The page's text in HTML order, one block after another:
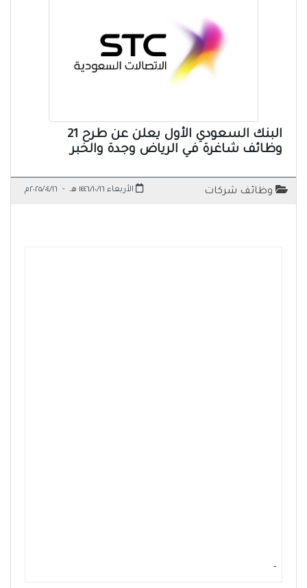
البنك السعودي الأول يعلن عن طرح 21
وظائف شاغرة في الرياض وجدة والخبر
وظائف شركات الأربعاء ١٤٤٦/١٠/١٦ هـ - ٢٠٢٥/٠٤/١٦م
-